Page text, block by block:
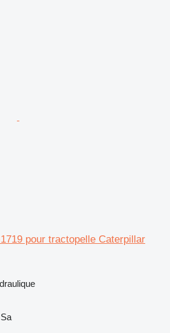
pour tractopelle Caterpillar